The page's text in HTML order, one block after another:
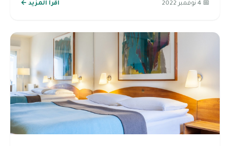
📅 4 نوفمبر 2022 اقرأ المزيد ←